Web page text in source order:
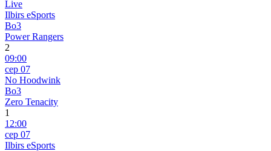
Live
Ilbirs eSports
Bo3
Power Rangers
2
09:00
сер 07
No Hoodwink
Bo3
Zero Tenacity
1
12:00
сер 07
Ilbirs eSports